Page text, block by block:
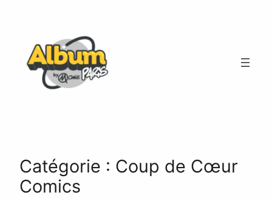
contenu
Catégorie : Coup de Cœur
Comics